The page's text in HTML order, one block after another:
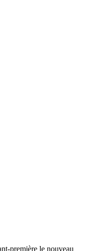
première le nouveau